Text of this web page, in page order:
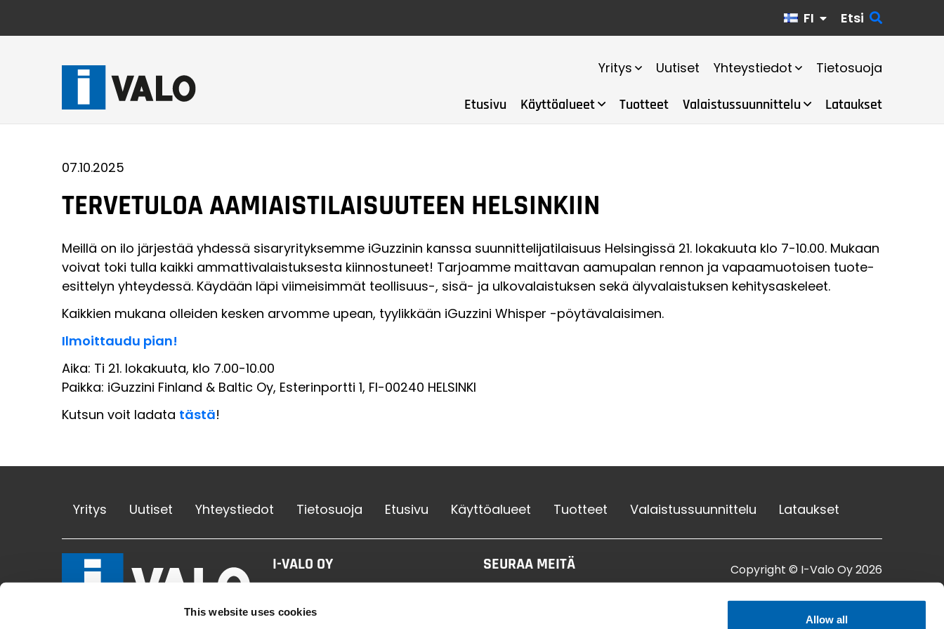
This website uses cookies
Allow all
FI Etsi
Yritys Uutiset Yhteystiedot Tietosuoja
Etusivu Käyttöalueet Tuotteet Valaistussuunnittelu Lataukset
07.10.2025
TERVETULOA AAMIAISTILAISUUTEEN HELSINKIIN
Meillä on ilo järjestää yhdessä sisaryrityksemme iGuzzinin kanssa suunnittelijatilaisuus Helsingissä 21. lokakuuta klo 7-10.00. Mukaan
voivat toki tulla kaikki ammattivalaistuksesta kiinnostuneet! Tarjoamme maittavan aamupalan rennon ja vapaamuotoisen tuote-
esittelyn yhteydessä. Käydään läpi viimeisimmät teollisuus-, sisä- ja ulkovalaistuksen sekä älyvalaistuksen kehitysaskeleet.
Kaikkien mukana olleiden kesken arvomme upean, tyylikkään iGuzzini Whisper -pöytävalaisimen.
Ilmoittaudu pian!
Aika: Ti 21. lokakuuta, klo 7.00-10.00
Paikka: iGuzzini Finland & Baltic Oy, Esterinportti 1, FI-00240 HELSINKI
Kutsun voit ladata tästä!
Yritys Uutiset Yhteystiedot Tietosuoja Etusivu Käyttöalueet Tuotteet Valaistussuunnittelu Lataukset
I-VALO OY
FINLAND
SEURAA MEITÄ Copyright © I-Valo Oy 2026